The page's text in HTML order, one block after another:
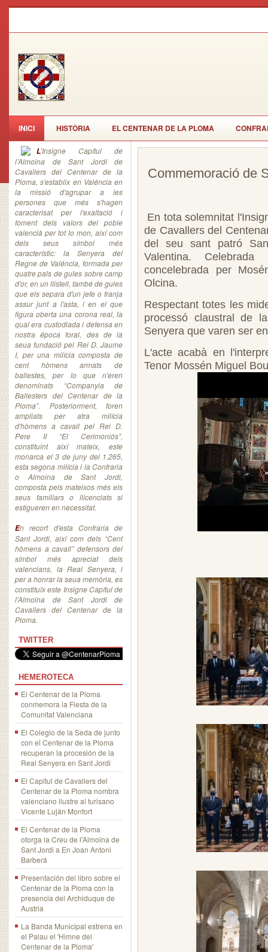
INICI HISTÒRIA EL CENTENAR DE LA PLOMA
L'Insigne Capítul de
l’Almoina de Sant Jordi de
Cavallers del Centenar de la
Ploma, s'establix en Valéncia en
la missió d'agrupar a les
persones que més s'hagen
caracterisat per l'exaltació i
foment dels valors del poble
valencià per tot lo mon, així com
dels seus símbol més
característic: la Senyera del
Regne de Valéncia, formada per
quatre pals de gules sobre camp
d'or, en un llistell, també de gules
que els separa d'un jefe o franja
assur junt a l'asta, i en el que
figura oberta una corona real, la
qual era custodiada i defensa en
nostra época foral, des de la
seua fundació pel Rei D. Jaume
I, per una milícia composta de
cent hòmens armats de
ballestes, per lo que n'eren
denominats “Companyia de
Ballesters del Centenar de la
Ploma”. Posteriorment, foren
ampliats per atra milícia
d'hòmens a cavall pel Rei D.
Pere II “El Cerimoniós”,
constituint així mateix, este
monarca el 3 de juny del 1.265,
esta segona milícia i la Confraria
o Almoina de Sant Jordi,
composta pels mateixos més els
seus familiars o llicenciats si
estigueren en necessitat.
En recort d'esta Confraria de
Sant Jordi, així com dels “Cent
hòmens a cavall” defensors del
símbol més apreciat dels
valencians, la Real Senyera, i
per a honrar la seua memòria, es
constituïx este Insigne Capítul de
l'Almoina de Sant Jordi de
Cavallers del Centenar de la
Ploma.
TWITTER
HEMEROTECA
El Centenar de la Ploma
conmemora la Fiesta de la
Comunitat Valenciana
El Colegio de la Seda de junto
con el Centenar de la Ploma
recuperan la procesión de la
Real Senyera en Sant Jordi
El Capitul de Cavallers del
Centenar de la Ploma nombra
valenciano ilustre al turisano
Vicente Luján Monfort
El Centenar de la Ploma
otorga la Creu de l'Almoina de
Sant Jordi a En Joan Antoni
Barberá
Presentación del libro sobre el
Centenar de la Ploma con la
presencia del Archiduque de
Austria
La Banda Municipal estrena en
el Palau el 'Himne del
Centenar de la Ploma'
Commemoració de
En tota solemnitat
de Cavallers del
del seu sant patró
Valentina.
concelebrada per
Olcina.
Respectant totes les
processó claustral de
Senyera que varen ser
L'acte acabà en
Tenor Mossén Miguel